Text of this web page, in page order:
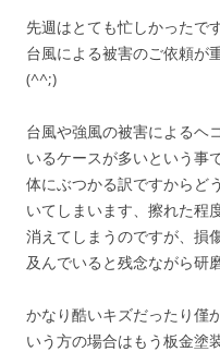
先週はとても忙しかったで
台風による被害のご依頼が
(^^;)
台風や強風の被害によるヘ
いるケースが多いという事
体にぶつかる訳ですからど
いてしまいます、擦れた程
消えてしまうのですが、損
及んでいると残念ながら研
かなり酷いキズだったり僅
いう方の場合はもう板金塗